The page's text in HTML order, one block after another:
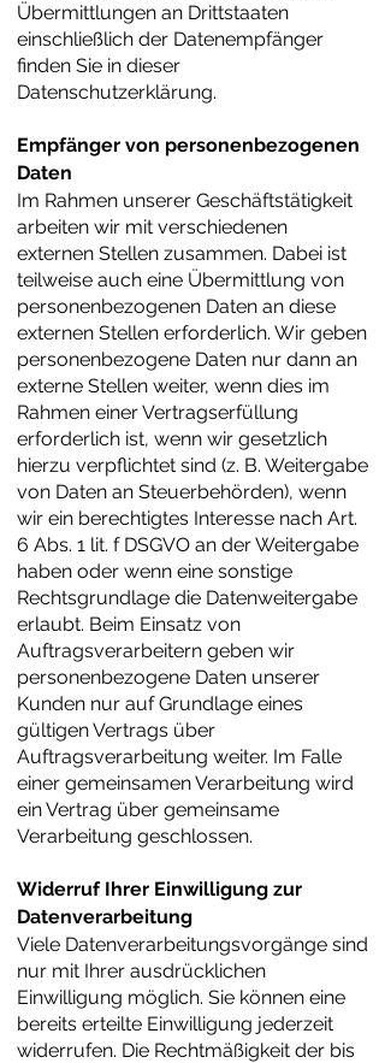
Übermittlungen an Drittstaaten
einschließlich der Datenempfänger
finden Sie in dieser
Datenschutzerklärung.
Empfänger von personenbezogenen
Daten
Im Rahmen unserer Geschäftstätigkeit
arbeiten wir mit verschiedenen
externen Stellen zusammen. Dabei ist
teilweise auch eine Übermittlung von
personenbezogenen Daten an diese
externen Stellen erforderlich. Wir geben
personenbezogene Daten nur dann an
externe Stellen weiter, wenn dies im
Rahmen einer Vertragserfüllung
erforderlich ist, wenn wir gesetzlich
hierzu verpflichtet sind (z. B. Weitergabe
von Daten an Steuerbehörden), wenn
wir ein berechtigtes Interesse nach Art.
6 Abs. 1 lit. f DSGVO an der Weitergabe
haben oder wenn eine sonstige
Rechtsgrundlage die Datenweitergabe
erlaubt. Beim Einsatz von
Auftragsverarbeitern geben wir
personenbezogene Daten unserer
Kunden nur auf Grundlage eines
gültigen Vertrags über
Auftragsverarbeitung weiter. Im Falle
einer gemeinsamen Verarbeitung wird
ein Vertrag über gemeinsame
Verarbeitung geschlossen.
Widerruf Ihrer Einwilligung zur
Datenverarbeitung
Viele Datenverarbeitungsvorgänge sind
nur mit Ihrer ausdrücklichen
Einwilligung möglich. Sie können eine
bereits erteilte Einwilligung jederzeit
widerrufen. Die Rechtmäßigkeit der bis